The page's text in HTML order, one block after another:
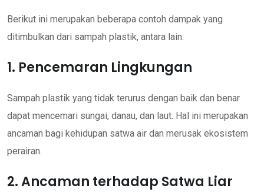
Berikut ini merupakan beberapa contoh dampak yang
ditimbulkan dari sampah plastik, antara lain:
1. Pencemaran Lingkungan
Sampah plastik yang tidak terurus dengan baik dan benar
dapat mencemari sungai, danau, dan laut. Hal ini merupakan
ancaman bagi kehidupan satwa air dan merusak ekosistem
perairan.
2. Ancaman terhadap Satwa Liar